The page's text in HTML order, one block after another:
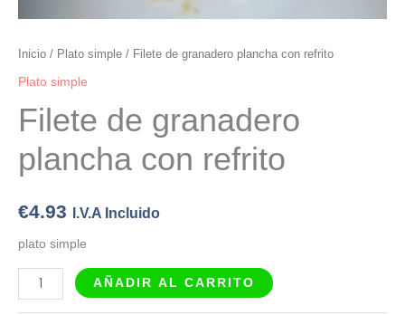
Inicio / Plato simple / Filete de granadero plancha con refrito
Plato simple
Filete de granadero
plancha con refrito
€4.93 I.V.A Incluido
plato simple
AÑADIR AL CARRITO